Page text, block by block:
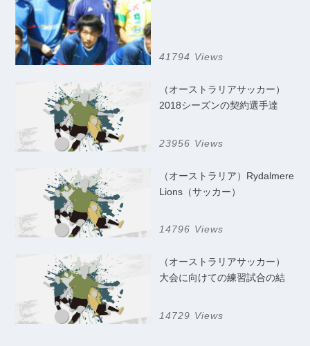
41794 Views
（オーストラリアサッカー）
2018シーズンの契約選手達
23956 Views
（オーストラリア）Rydalmere
Lions（サッカー）
14796 Views
（オーストラリアサッカー）
大会に向けての練習試合の結
14729 Views